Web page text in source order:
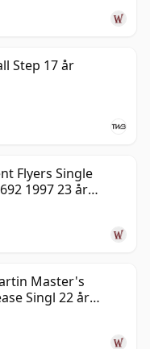
Step 17 år
Flyers Single
1997 23 år
Master's
Singl 22 år